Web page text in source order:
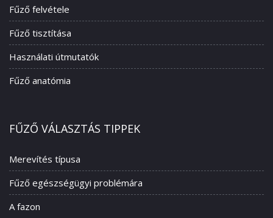
Fűző felvétele
Fűző tisztítása
Használati útmutatók
Fűző anatómia
FŰZŐ VÁLASZTÁS TIPPEK
Merevítés típusa
Fűző egészségügyi problémára
A fazon